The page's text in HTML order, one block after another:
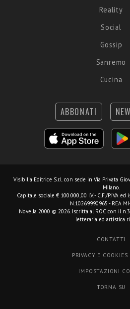
Reality
Social
Gossip
Sanremo
Cucina
ABBONATI
Visibilia Editrice S.r.l. con sede in Via Privata
Milano.
Capitale sociale € 100.000,00 I.V. - C.F./P.IVA
N.10269990965 - REA
Novella 2000 © 2026. Iscritta al ROC con il
letteraria ed artistica
CONTATTI
PRIVACY E COOKIES
IMPOSTAZIONI
TORNA SU